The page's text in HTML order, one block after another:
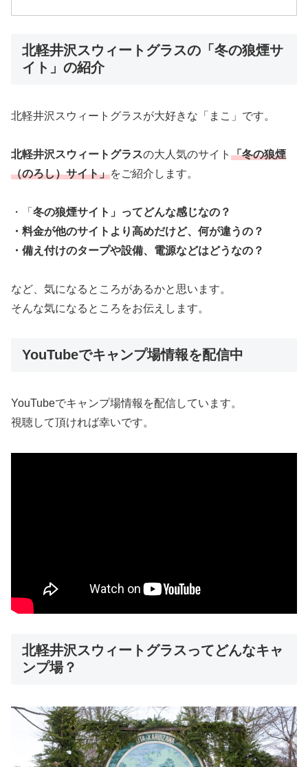
北軽井沢スウィートグラスの「冬の狼煙サ
イト」の紹介
北軽井沢スウィートグラスが大好きな「まこ」です。
北軽井沢スウィートグラスの大人気のサイト 「冬の狼煙
（のろし）サイト」をご紹介します。
・「 冬の狼煙サイト」ってどんな感じなの？
・料金が他のサイトより高めだけど、何が違うの？
・備え付けのタープや設備、電源などはどうなの？
など、気になるところがあるかと思います。
そんな気になるところをお伝えします。
YouTubeでキャンプ場情報を配信中
YouTubeでキャンプ場情報を配信しています。
視聴して頂ければ幸いです。
北軽井沢スウィートグラスってどんなキャ
ンプ場？